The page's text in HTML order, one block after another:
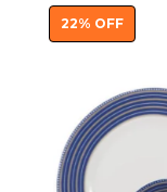
22% OFF